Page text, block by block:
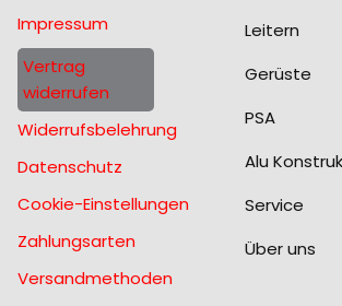
Impressum
Vertrag
widerrufen
Widerrufsbelehrung
Datenschutz
Cookie-Einstellungen
Zahlungsarten
Versandmethoden
Leitern
Gerüste
PSA
Alu
Service
Über uns